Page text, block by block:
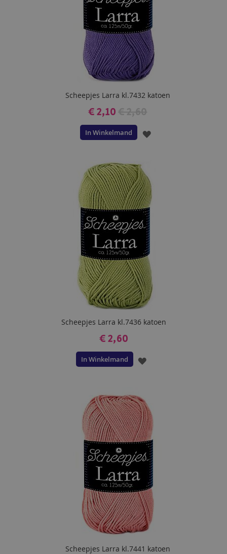
Scheepjes Larra kl.7432 katoen
€ 2,10
In Winkelmand
VOEG
VERLANGLIJST
Scheepjes Larra kl.7436 katoen
€ 2,60
In Winkelmand
VOEG
VERLANGLIJST
Scheepjes Larra kl.7441 katoen